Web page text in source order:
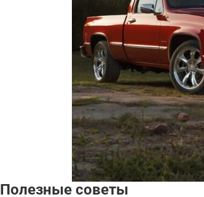
Полезные советы